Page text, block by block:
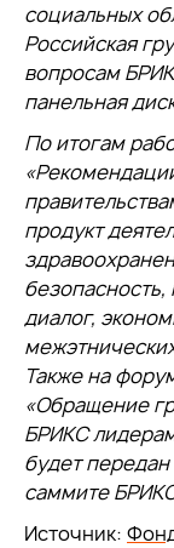
социальных
Российская
вопросам
панельная
По итогам
продукт
диалог,
Также на
«Обращение
БРИКС
будет
саммите
Источник: